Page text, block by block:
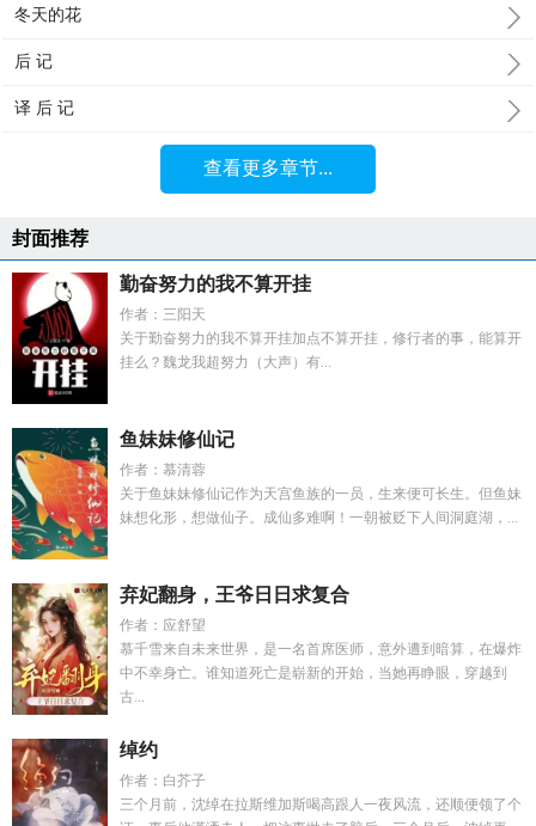
冬天的花
后 记
译 后 记
查看更多章节...
封面推荐
勤奋努力的我不算开挂
作者：三阳天
关于勤奋努力的我不算开挂加点不算开挂，修行者的事，能算开
挂么？魏龙我超努力（大声）有...
鱼妹妹修仙记
作者：慕清蓉
关于鱼妹妹修仙记作为天宫鱼族的一员，生来便可长生。但鱼妹
妹想化形，想做仙子。成仙多难啊！一朝被贬下人间洞庭湖，...
弃妃翻身，王爷日日求复合
作者：应舒望
慕千雪来自未来世界，是一名首席医师，意外遭到暗算，在爆炸
中不幸身亡。谁知道死亡是崭新的开始，当她再睁眼，穿越到
古...
绰约
作者：白芥子
三个月前，沈绰在拉斯维加斯喝高跟人一夜风流，还顺便领了个